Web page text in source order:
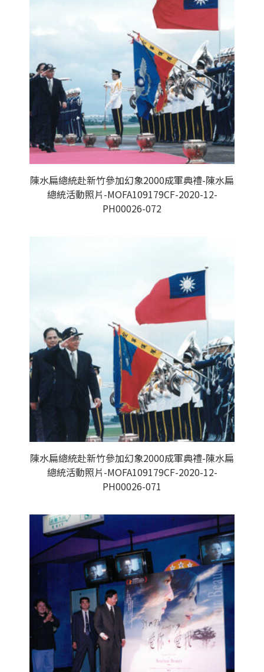
陳水扁總統赴新竹參加幻象2000成軍典禮-陳水扁
總統活動照片-MOFA109179CF-2020-12-
PH00026-072
陳水扁總統赴新竹參加幻象2000成軍典禮-陳水扁
總統活動照片-MOFA109179CF-2020-12-
PH00026-071